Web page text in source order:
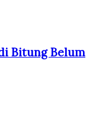
Bitung Belum